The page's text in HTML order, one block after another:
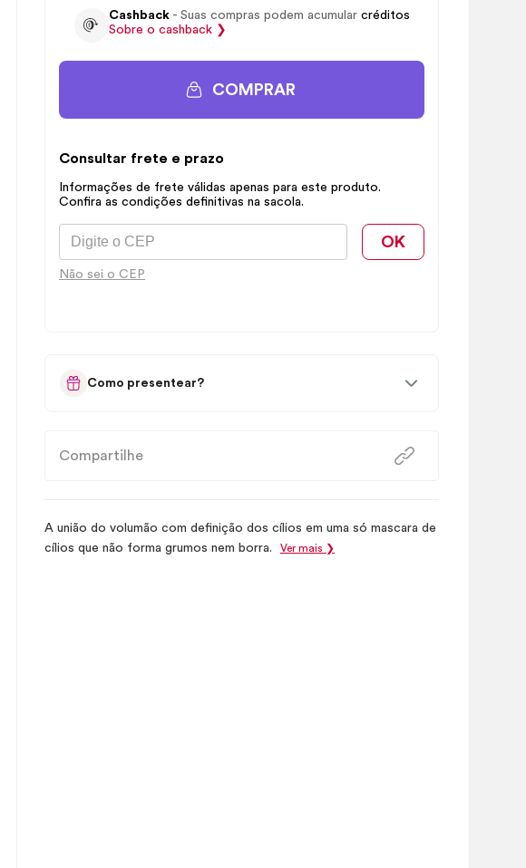
Cashback- Suas compras podem acumular créditos
Sobre o cashback❯
COMPRAR
Consultar frete e prazo
Informações de frete válidas apenas para este produto.
Confira as condições definitivas na sacola.
OK
Não sei o CEP
Como presentear?
Compartilhe
A união do volumão com definição dos cílios em uma só mascara de
cílios que não forma grumos nem borra.
Ver mais ❯